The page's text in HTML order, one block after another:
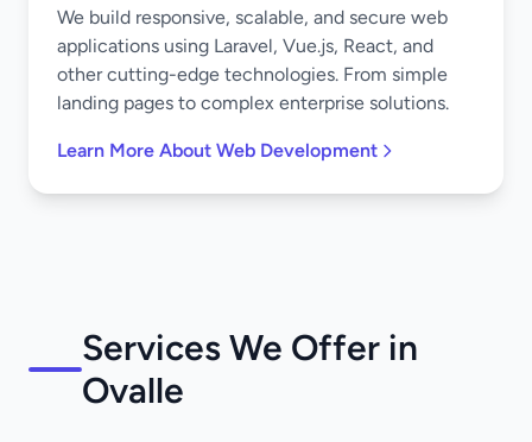
We build responsive, scalable, and secure web
applications using Laravel, Vue.js, React, and
other cutting-edge technologies. From simple
landing pages to complex enterprise solutions.
Learn More About Web Development
Services We Offer in
Ovalle